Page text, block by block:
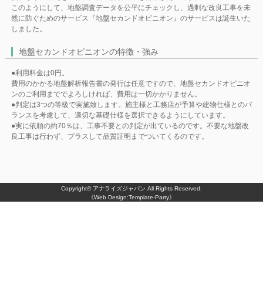
このようにして、地盤調査データを公平にチェックし、過剰な改良工事を未
然に防ぐためのサービス『地盤セカンドオピニオン』のサービスは誕生いた
しました。
地盤セカンドオピニオンの特徴・強み
●利用料金は0円。
費用のかかる地盤解析報告書の発行は任意ですので、地盤セカンドオピニオ
ンのご利用まででよろしければ、費用は一切かかりません。
●判定は3つの等級で実施致します。施主様と工務店が予算や建物仕様とのバ
ランスを考慮して、適切な基礎仕様を選択できるようにしています。
●実に依頼の約70％は、工事不要との判定が出ているのです。不要な地盤改
良工事は行わず、プラスして品質証明までついてくるのです。
Copyright© アナライズジャパン All Rights Reserved.
《Web Design:Template-Party》